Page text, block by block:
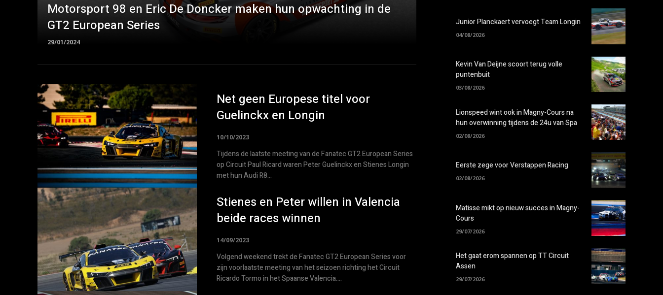
Motorsport 98 en Eric De Doncker maken hun opwachting in de
GT2 European Series
29/01/2024
Net geen Europese titel voor
Guelinckx en Longin
10/10/2023
Tijdens de laatste meeting van de Fanatec GT2 European Series
op Circuit Paul Ricard waren Peter Guelinckx en Stienes Longin
met hun Audi R8...
Stienes en Peter willen in Valencia
beide races winnen
14/09/2023
Volgend weekend trekt de Fanatec GT2 European Series voor
zijn voorlaatste meeting van het seizoen richting het Circuit
Ricardo Tormo in het Spaanse Valencia....
Junior Planckaert vervoegt Team Longin
04/08/2026
Kevin Van Deijne scoort terug volle
puntenbuit
03/08/2026
Lionspeed wint ook in Magny-Cours na
hun overwinning tijdens de 24u van Spa
02/08/2026
Eerste zege voor Verstappen Racing
02/08/2026
Matisse mikt op nieuw succes in Magny-
Cours
29/07/2026
Het gaat erom spannen op TT Circuit
Assen
29/07/2026